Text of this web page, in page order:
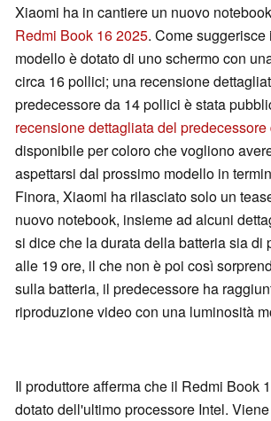
Xiaomi ha in cantiere un nuovo
Redmi Book 16 2025. Come suggerisce
modello è dotato di uno schermo con
circa 16 pollici; una recensione
predecessore da 14 pollici è stata
recensione dettagliata del
disponibile per coloro che vogliono
aspettarsi dal prossimo modello in
Finora, Xiaomi ha rilasciato solo un
nuovo notebook, insieme ad alcuni
si dice che la durata della batteria sia di
alle 19 ore, il che non è poi così
sulla batteria, il predecessore ha
riproduzione video con una luminosità
Il produttore afferma che il Redmi Book
dotato dell'ultimo processore Intel.